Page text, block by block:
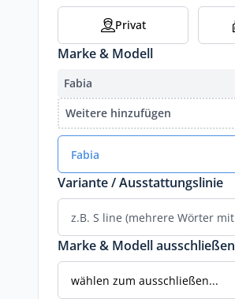
Privat
Marke & Modell
Fabia
Weitere hinzufügen
Fabia
Variante / Ausstattungslinie
Marke & Modell ausschließen
wählen zum ausschließen...